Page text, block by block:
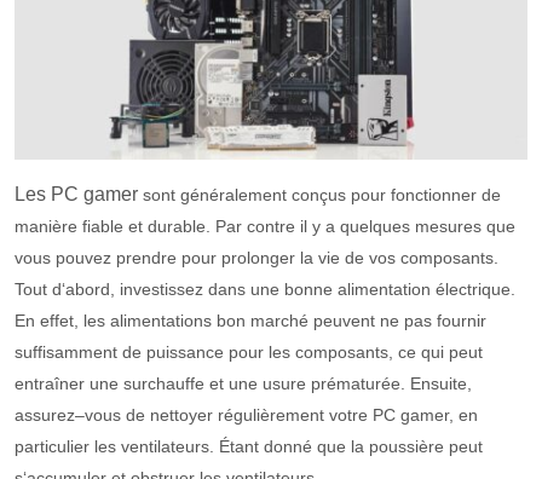
Les PC gamer sont généralement conçus pour fonctionner de
manière fiable et durable . Par contre il y a quelques mesures que
vous pouvez prendre pour prolonger la vie de vos composants
Tout d‘abord investissez dans une bonne alimentation électrique
En effet, les alimentations bon marché peuvent ne pas fournir
suffisamment de puissance pour les composants ce qui peut
entraîner une surchauffe et une usure prématurée
Ensuite,
assurez–vous de nettoyer régulièrement votre PC gamer, en
particulier les ventilateurs Étant donné que la poussière peut